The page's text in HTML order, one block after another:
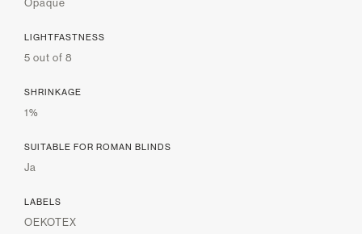
Opaque
LIGHTFASTNESS
5 out of 8
SHRINKAGE
1%
SUITABLE FOR ROMAN BLINDS
Ja
LABELS
OEKOTEX